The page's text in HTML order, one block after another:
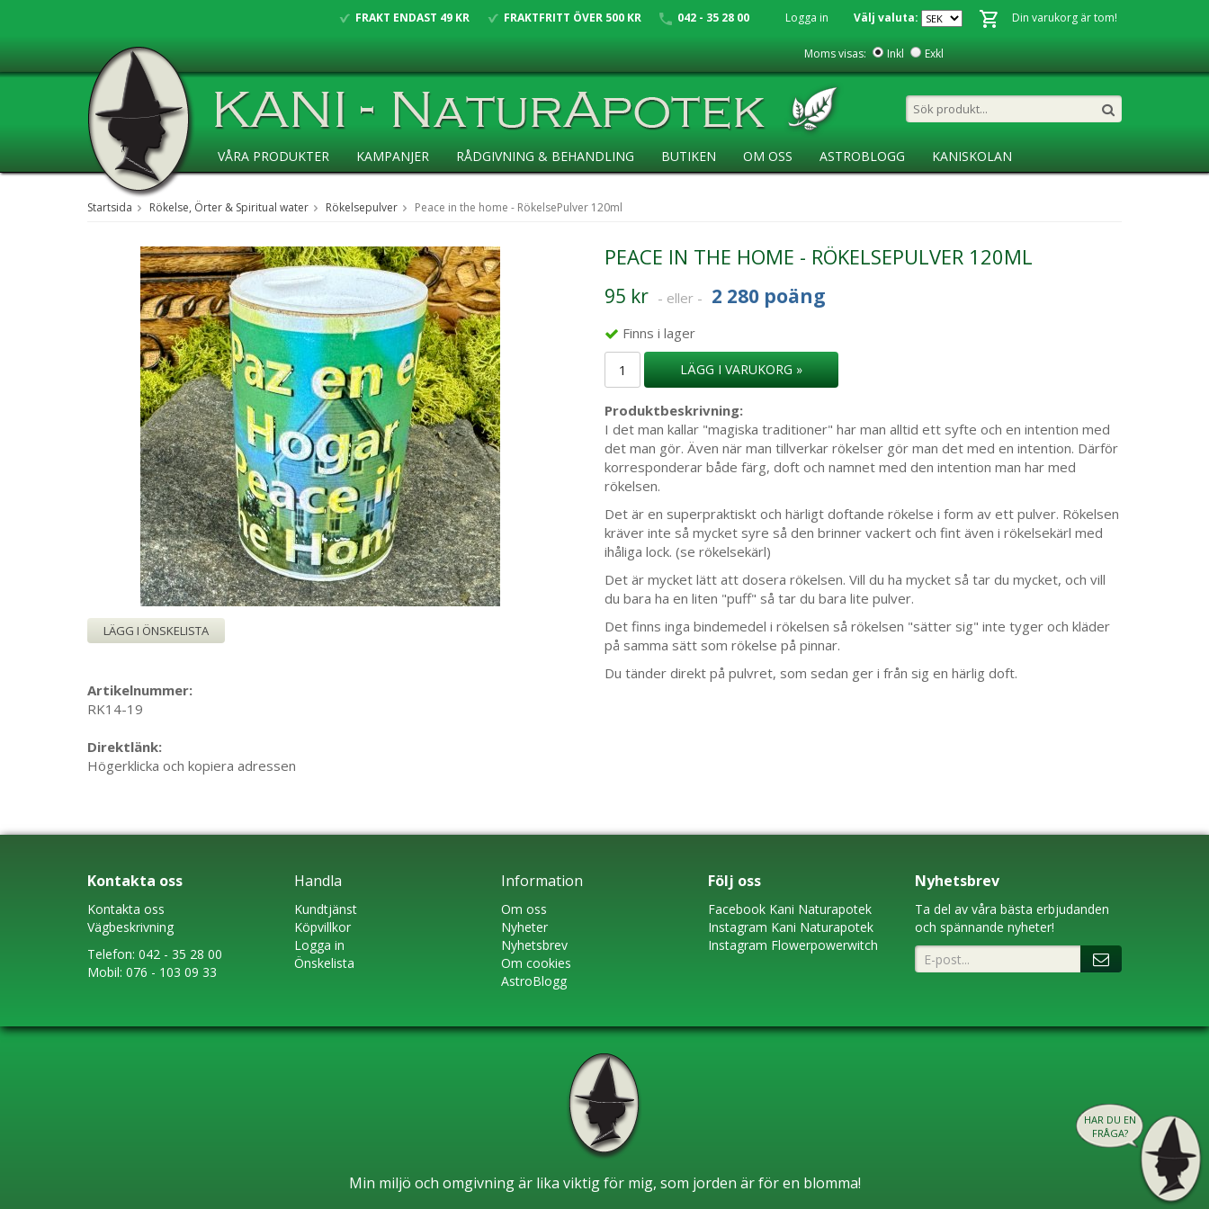
HAR DU EN
FRÅGA?
FRAKT ENDAST 49 KR FRAKTFRITT ÖVER 500 KR 042 - 35 28 00 Din varukorg är tom!
Logga in Välj valuta:
Moms visas: Inkl Exkl
VÅRA PRODUKTER KAMPANJER RÅDGIVNING & BEHANDLING BUTIKEN OM OSS ASTROBLOGG KANISKOLAN
Startsida Rökelse, Örter & Spiritual water Rökelsepulver Peace in the home - RökelsePulver 120ml
PEACE IN THE HOME - RÖKELSEPULVER 120ML
95 kr - eller - 2 280 poäng
Finns i lager
LÄGG I VARUKORG »
Produktbeskrivning:
I det man kallar "magiska traditioner" har man alltid ett syfte och en intention med
det man gör. Även när man tillverkar rökelser gör man det med en intention. Därför
korresponderar både färg, doft och namnet med den intention man har med
rökelsen.
Det är en superpraktiskt och härligt doftande rökelse i form av ett pulver. Rökelsen
kräver inte så mycket syre så den brinner vackert och fint även i rökelsekärl med
ihåliga lock. (se rökelsekärl)
Det är mycket lätt att dosera rökelsen. Vill du ha mycket så tar du mycket, och vill
du bara ha en liten "puff" så tar du bara lite pulver.
Det finns inga bindemedel i rökelsen så rökelsen "sätter sig" inte tyger och kläder
på samma sätt som rökelse på pinnar.
Du tänder direkt på pulvret, som sedan ger i från sig en härlig doft.
LÄGG I ÖNSKELISTA
Artikelnummer:
RK14-19
Direktlänk:
Högerklicka och kopiera adressen
Kontakta oss
Kontakta oss
Vägbeskrivning
Telefon: 042 - 35 28 00
Mobil: 076 - 103 09 33
Handla
Kundtjänst
Köpvillkor
Logga in
Önskelista
Information
Om oss
Nyheter
Nyhetsbrev
Om cookies
AstroBlogg
Följ oss
Facebook Kani Naturapotek
Instagram Kani Naturapotek
Instagram Flowerpowerwitch
Nyhetsbrev
Ta del av våra bästa erbjudanden
och spännande nyheter!
Min miljö och omgivning är lika viktig för mig, som jorden är för en blomma!